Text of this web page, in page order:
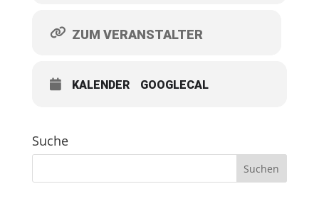
ZUM VERANSTALTER
KALENDER GOOGLECAL
Suche